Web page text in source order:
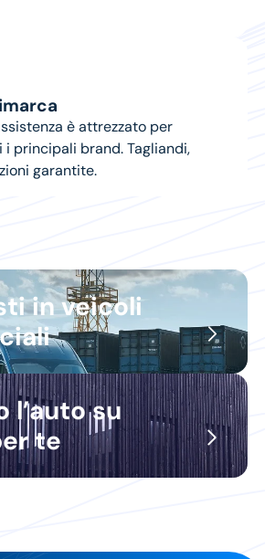
è attrezzato per
principali brand. Tagliandi,
garantite.
in veicoli
l’auto su
te